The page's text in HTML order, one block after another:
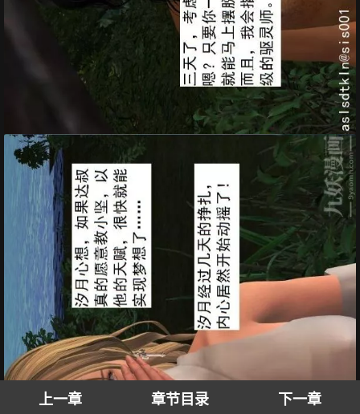
上一章 章节目录 下一章